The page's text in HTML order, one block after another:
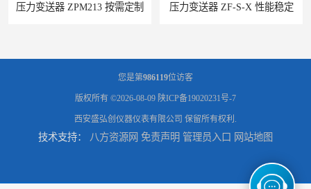
压力变送器 ZPM213 按需定制 压力变送器 ZF-S-X 性能稳定
压力变送器 P300S 施工方案 压力变送器 HG2000 使用方便
您是第986119位访客
版权所有 ©2026-08-09 陕ICP备19020231号-7
西安盛弘创仪器仪表有限公司 保留所有权利.
技术支持： 八方资源网 免责声明 管理员入口 网站地图